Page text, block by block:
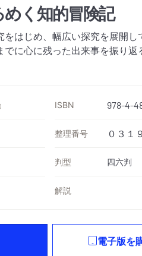
く知的冒険記
はじめ、幅広い探究を展開し
に心に残った出来事を振り返
ISBN 978-4-
整理番号 ０３１９
判型 四六判
解説
電子版を